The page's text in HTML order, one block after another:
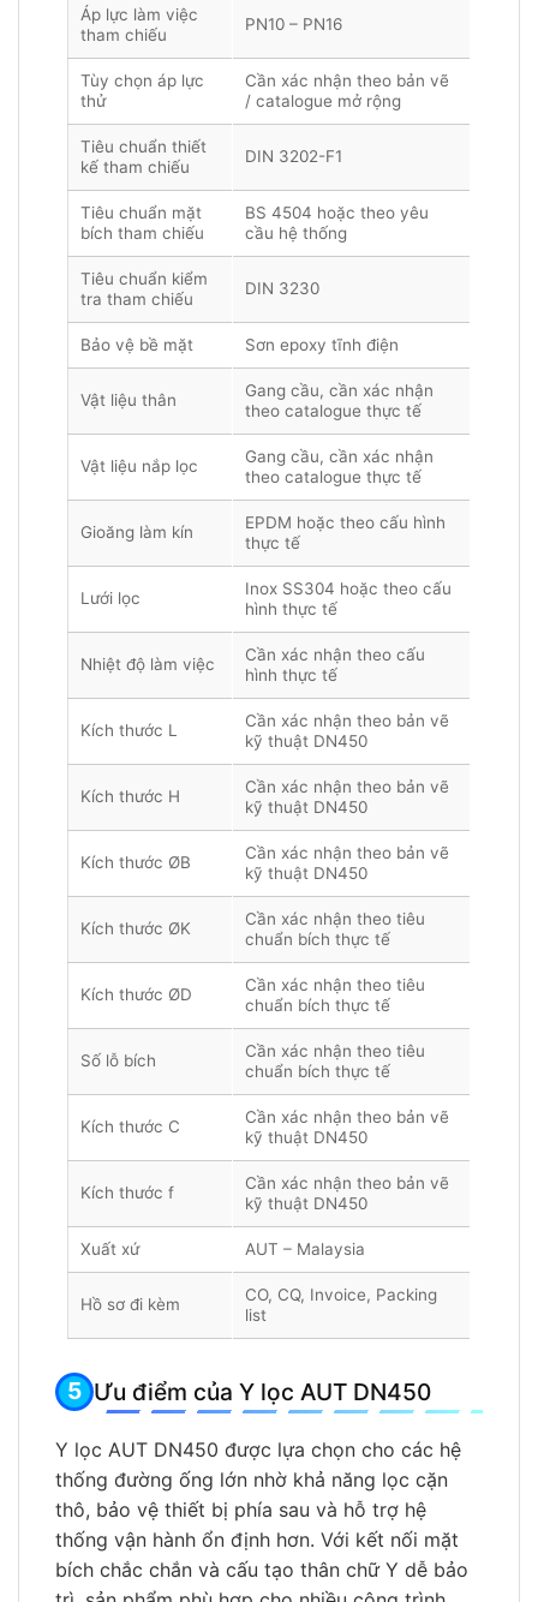
Áp lực làm việc
tham chiếu
PN10 – PN16
Tùy chọn áp lực
thử
Cần xác nhận theo bản vẽ
/ catalogue mở rộng
Tiêu chuẩn thiết
kế tham chiếu
DIN 3202-F1
Tiêu chuẩn mặt
bích tham chiếu
BS 4504 hoặc theo yêu
cầu hệ thống
Tiêu chuẩn kiểm
tra tham chiếu
DIN 3230
Bảo vệ bề mặt Sơn epoxy tĩnh điện
Vật liệu thân
Gang cầu, cần xác nhận
theo catalogue thực tế
Vật liệu nắp lọc
Gang cầu, cần xác nhận
theo catalogue thực tế
Gioăng làm kín
EPDM hoặc theo cấu hình
thực tế
Lưới lọc
Inox SS304 hoặc theo cấu
hình thực tế
Nhiệt độ làm việc
Cần xác nhận theo cấu
hình thực tế
Kích thước L
Cần xác nhận theo bản vẽ
kỹ thuật DN450
Kích thước H
Cần xác nhận theo bản vẽ
kỹ thuật DN450
Kích thước ØB
Cần xác nhận theo bản vẽ
kỹ thuật DN450
Kích thước ØK
Cần xác nhận theo tiêu
chuẩn bích thực tế
Kích thước ØD
Cần xác nhận theo tiêu
chuẩn bích thực tế
Số lỗ bích
Cần xác nhận theo tiêu
chuẩn bích thực tế
Kích thước C
Cần xác nhận theo bản vẽ
kỹ thuật DN450
Kích thước f
Cần xác nhận theo bản vẽ
kỹ thuật DN450
Xuất xứ AUT – Malaysia
Hồ sơ đi kèm
CO, CQ, Invoice, Packing
list
Ưu điểm của Y lọc AUT DN450
Y lọc AUT DN450 được lựa chọn cho các hệ
thống đường ống lớn nhờ khả năng lọc cặn
thô, bảo vệ thiết bị phía sau và hỗ trợ hệ
thống vận hành ổn định hơn. Với kết nối mặt
bích chắc chắn và cấu tạo thân chữ Y dễ bảo